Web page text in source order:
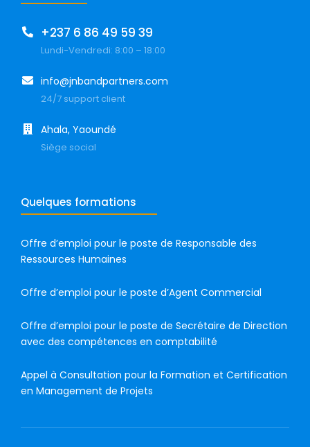
+237 6 86 49 59 39
Lundi-Vendredi: 8:00 – 18:00
info@jnbandpartners.com
24/7 support client
Ahala, Yaoundé
Siège social
Quelques formations
Offre d’emploi pour le poste de Responsable des
Ressources Humaines
Offre d’emploi pour le poste d’Agent Commercial
Offre d’emploi pour le poste de Secrétaire de Direction
avec des compétences en comptabilité
Appel à Consultation pour la Formation et Certification
en Management de Projets